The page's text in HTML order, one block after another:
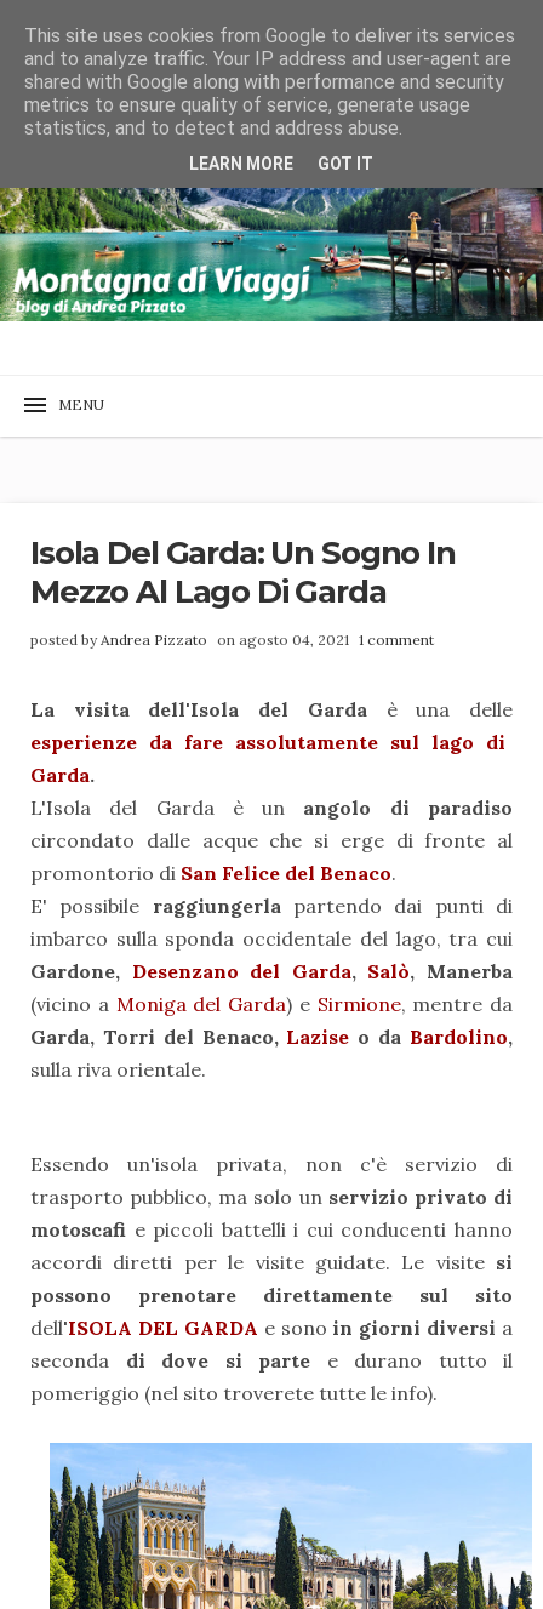
Isola Del Garda: Un Sogno In
Mezzo Al Lago Di Garda
posted by Andrea Pizzato on agosto 04, 2021 1 comment
La visita dell'Isola del Garda è una delle
esperienze da fare assolutamente sul lago di
Garda.
L'Isola del Garda è un angolo di paradiso
circondato dalle acque che si erge di fronte al
promontorio di San Felice del Benaco.
E' possibile raggiungerla partendo dai punti di
imbarco sulla sponda occidentale del lago, tra cui
Gardone, Desenzano del Garda, Salò, Manerba
(vicino a Moniga del Garda) e Sirmione, mentre da
Garda, Torri del Benaco, Lazise o da Bardolino,
sulla riva orientale.
Essendo un'isola privata, non c'è servizio di
trasporto pubblico, ma solo un servizio privato di
motoscafi e piccoli battelli i cui conducenti hanno
accordi diretti per le visite guidate. Le visite si
possono prenotare direttamente sul sito
dell'ISOLA DEL GARDA e sono in giorni diversi a
seconda di dove si parte e durano tutto il
pomeriggio (nel sito troverete tutte le info).
This site uses cookies from Google to deliver its services
and to analyze traffic. Your IP address and user-agent are
shared with Google along with performance and security
metrics to ensure quality of service, generate usage
statistics, and to detect and address abuse.
LEARN MORE GOT IT